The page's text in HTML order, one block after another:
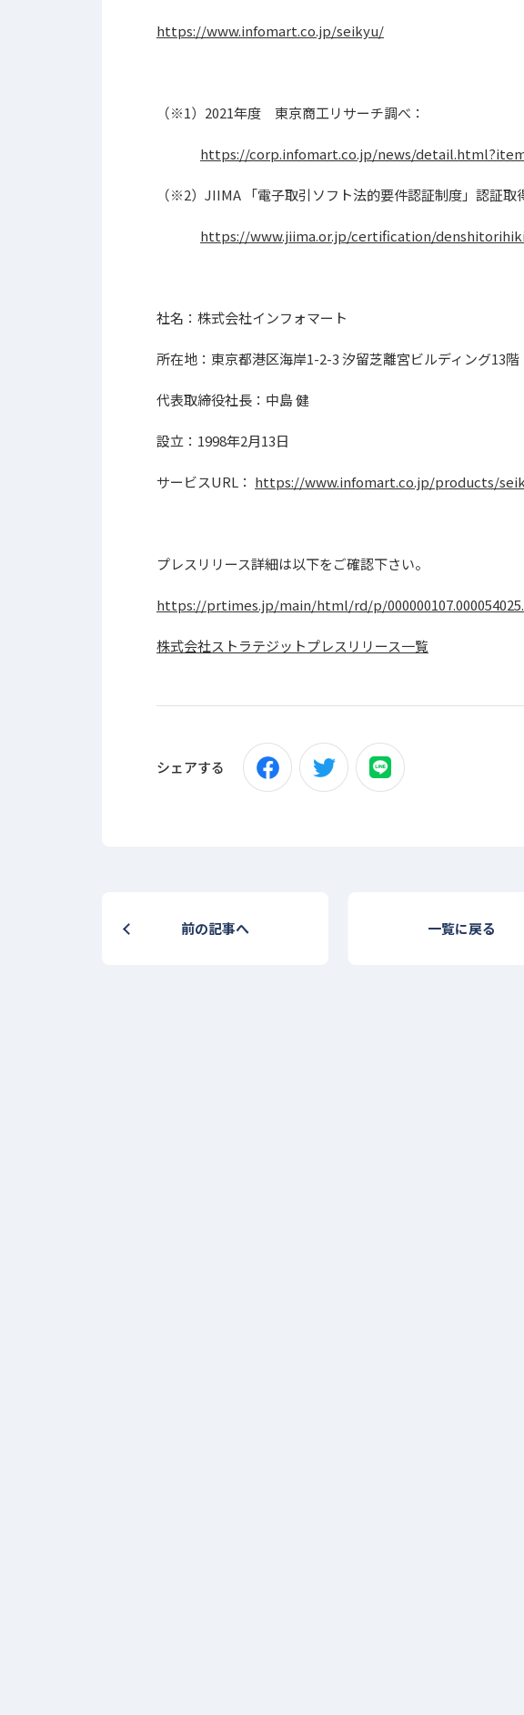
https://www.infomart.co.jp/seikyu/
（※1）2021年度 東京商工リサーチ調べ：
https://corp.infomart.co.jp/news/
（※2）JIIMA 「電子取引ソフト法的要件認証制度」認証取
https://www.jiima.or.jp/certification/
社名：株式会社インフォマート
所在地：東京都港区海岸1-2-3 汐留芝離宮ビルディング13階
代表取締役社長：中島 健
設立：1998年2月13日
サービスURL： https://www.infomart.co.jp/products/
プレスリリース詳細は以下をご確認下さい。
https://prtimes.jp/main/html/rd/p/
株式会社ストラテジットプレスリリース一覧
シェアする
前の記事へ 一覧に戻る